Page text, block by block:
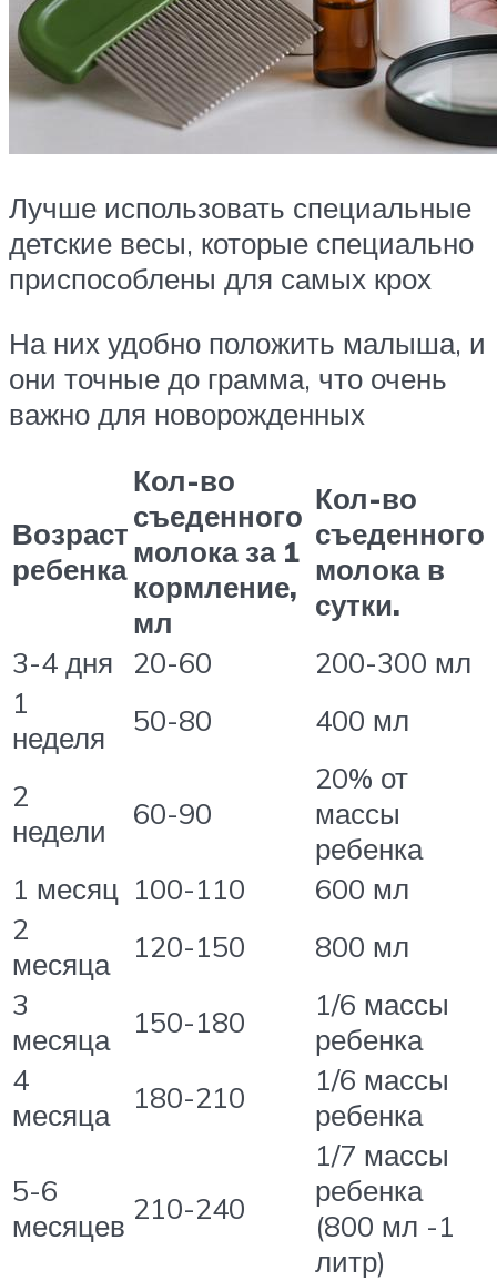
Лучше использовать специальные
детские весы, которые специально
приспособлены для самых крох
На них удобно положить малыша, и
они точные до грамма, что очень
важно для новорожденных
Возраст
ребенка
Кол-во
съеденного
молока за 1
кормление,
мл
Кол-во
съеденного
молока в
сутки.
3-4 дня
20-60
200-300 мл
1
неделя
50-80 400 мл
2
недели
60-90
20% от
массы
ребенка
1 месяц 100-110
600 мл
2
месяца
120-150
800 мл
3
месяца
150-180
1/6 массы
ребенка
4
месяца
180-210
1/6 массы
ребенка
5-6
месяцев 210-240
1/7 массы
ребенка
(800 мл -1
литр)